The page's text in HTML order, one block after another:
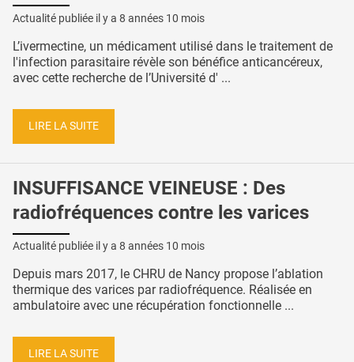
Actualité publiée il y a 8 années 10 mois
L’ivermectine, un médicament utilisé dans le traitement de
l'infection parasitaire révèle son bénéfice anticancéreux,
avec cette recherche de l’Université d' ...
LIRE LA SUITE
INSUFFISANCE VEINEUSE : Des
radiofréquences contre les varices
Actualité publiée il y a 8 années 10 mois
Depuis mars 2017, le CHRU de Nancy propose l’ablation
thermique des varices par radiofréquence. Réalisée en
ambulatoire avec une récupération fonctionnelle ...
LIRE LA SUITE